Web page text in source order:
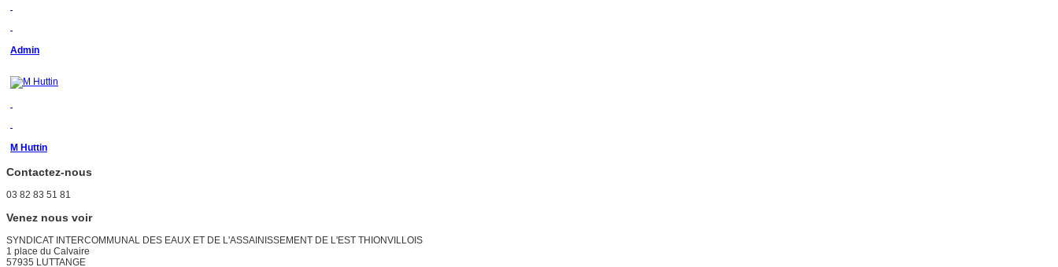
Admin
M Huttin
Contactez-nous
03 82 83 51 81
Venez nous voir
SYNDICAT INTERCOMMUNAL DES EAUX ET DE L'ASSAINISSEMENT DE L'EST THIONVILLOIS
1 place du Calvaire
57935 LUTTANGE